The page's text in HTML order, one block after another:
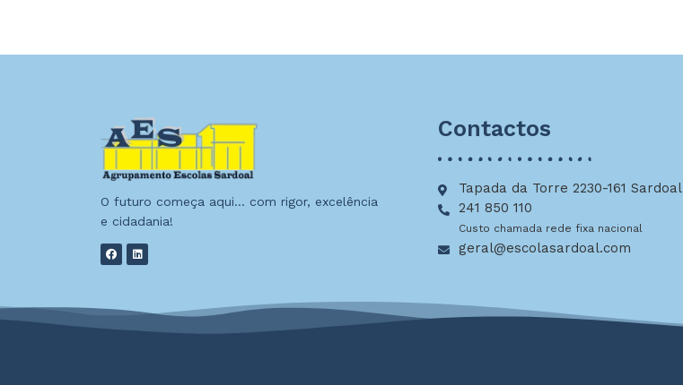
O futuro começa aqui… com rigor, excelência
e cidadania!
Contactos
Tapada da Torre 2230-161 Sardoal
241 850 110
Custo chamada rede fixa nacional
geral@escolasardoal.com